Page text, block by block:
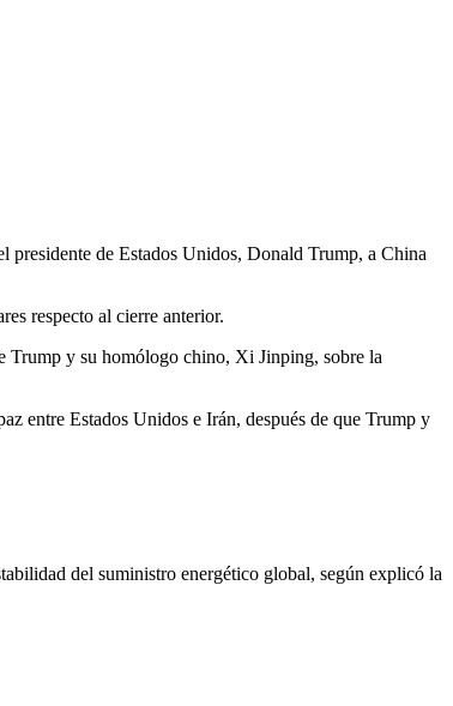
presidente de Estados Unidos, Donald Trump, a China
respecto al cierre anterior.
Trump y su homólogo chino, Xi Jinping, sobre la
entre Estados Unidos e Irán, después de que Trump y
del suministro energético global, según explicó la